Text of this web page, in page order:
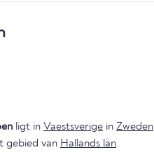
ligt in Vaestsverige in Zweden
gebied van Hallands län.